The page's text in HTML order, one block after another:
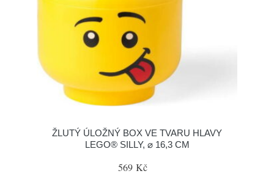
ŽLUTÝ ÚLOŽNÝ BOX VE TVARU HLAVY
LEGO® SILLY, ⌀ 16,3 CM
569 Kč